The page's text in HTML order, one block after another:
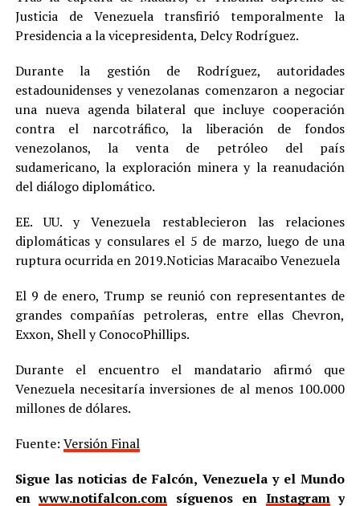
Justicia de Venezuela transfirió temporalmente la
Presidencia a la vicepresidenta, Delcy Rodríguez.
Durante la gestión de Rodríguez, autoridades
estadounidenses y venezolanas comenzaron a negociar
una nueva agenda bilateral que incluye cooperación
contra el narcotráfico, la liberación de fondos
venezolanos, la venta de petróleo del país
sudamericano, la exploración minera y la reanudación
del diálogo diplomático.
EE. UU. y Venezuela restablecieron las relaciones
diplomáticas y consulares el 5 de marzo, luego de una
ruptura ocurrida en 2019.Noticias Maracaibo Venezuela
El 9 de enero, Trump se reunió con representantes de
grandes compañías petroleras, entre ellas Chevron,
Exxon, Shell y ConocoPhillips.
Durante el encuentro el mandatario afirmó que
Venezuela necesitaría inversiones de al menos 100.000
millones de dólares.
Fuente: Versión Final
Sigue las noticias de Falcón, Venezuela y el Mundo
enwww.notifalcon.com síguenos en Instagramy